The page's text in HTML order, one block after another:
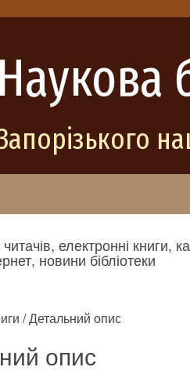
Наукова
електронні книги,
новини бібліотеки
/ Детальний опис
опис